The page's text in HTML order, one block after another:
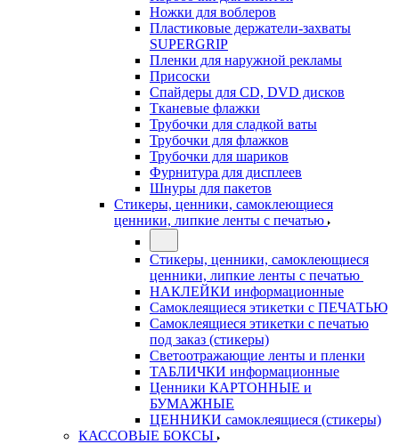
Ножки для воблеров
Пластиковые держатели-захваты
SUPERGRIP
Пленки для наружной рекламы
Присоски
Спайдеры для CD, DVD дисков
Тканевые флажки
Трубочки для сладкой ваты
Трубочки для флажков
Трубочки для шариков
Фурнитура для дисплеев
Шнуры для пакетов
Стикеры, ценники, самоклеющиеся
ценники, липкие ленты с печатью
Стикеры, ценники, самоклеющиеся
ценники, липкие ленты с печатью
НАКЛЕЙКИ информационные
Самоклеящиеся этикетки с ПЕЧАТЬЮ
Самоклеящиеся этикетки с печатью
под заказ (стикеры)
Светоотражающие ленты и пленки
ТАБЛИЧКИ информационные
Ценники КАРТОННЫЕ и
БУМАЖНЫЕ
ЦЕННИКИ самоклеящиеся (стикеры)
КАССОВЫЕ БОКСЫ